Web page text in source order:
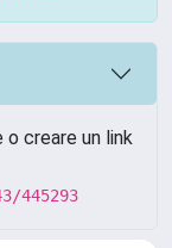
creare un link
445293